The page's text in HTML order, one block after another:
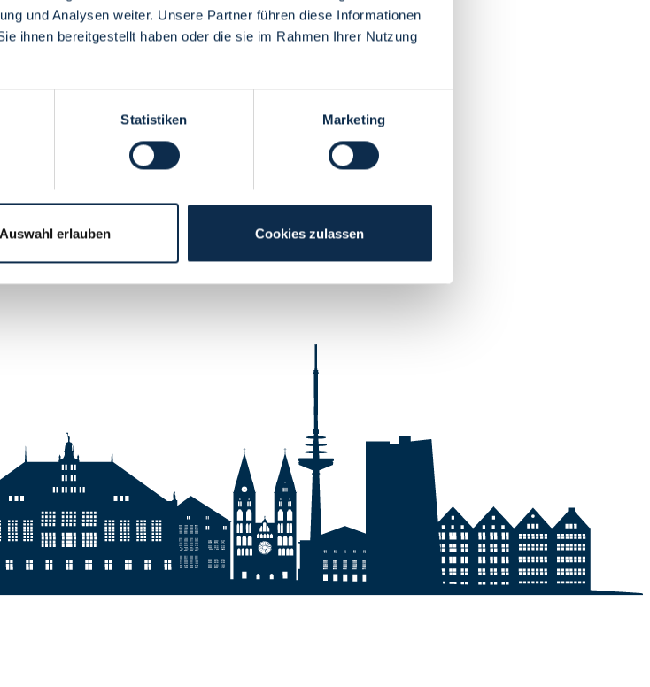
und Analysen weiter. Unsere Partner führen diese Informationen
ihnen bereitgestellt haben oder die sie im Rahmen Ihrer Nutzung
Statistiken Marketing
Auswahl erlauben Cookies zulassen